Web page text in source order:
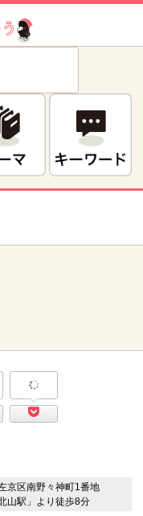
京区南野々神町1番地
山駅」より徒歩8分